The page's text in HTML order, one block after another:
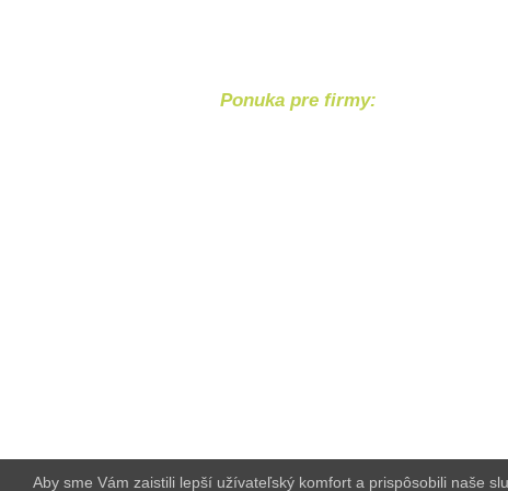
Ponuka pre firmy:
Aby sme Vám zaistili lepší užívateľský komfort a prispôsobili naše